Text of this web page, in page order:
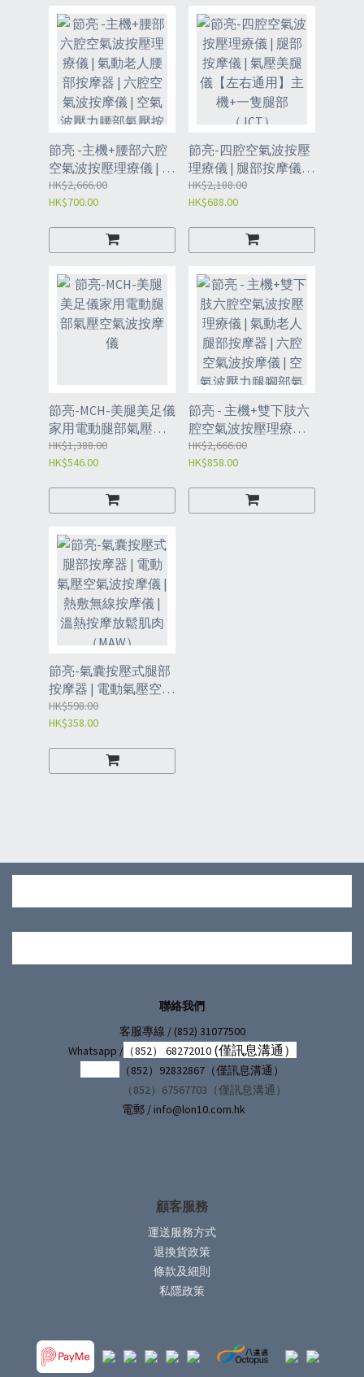
節亮 -主機+腰部六腔
空氣波按壓理療儀 | 氣
動老人腰部按摩器 | 六
腔空氣波按摩儀 | 空氣
儀（JCP）
HK$2,666.00
HK$700.00
節亮-四腔空氣波按壓
理療儀 | 腿部按摩儀 |
氣壓美腿儀【左右通
用】主機+一隻腿部
HK$2,188.00
HK$688.00
節亮-MCH-美腿美足儀
家用電動腿部氣壓空
氣波按摩儀
HK$1,388.00
HK$546.00
節亮 - 主機+雙下肢六
腔空氣波按壓理療儀 |
氣動老人腿部按摩器 |
六腔空氣波按摩儀 | 空
按摩儀（JCN）
HK$2,666.00
HK$858.00
節亮-氣囊按壓式腿部
按摩器 | 電動氣壓空氣
波按摩儀 | 熱敷無線按
摩儀 | 溫熱按摩放鬆肌
HK$598.00
HK$358.00
聯絡我們
客服專線 / (852) 31077500
Whatsapp /（852） 68272010 (僅訊息溝通）
（852）92832867（僅訊息溝通）
（852）67567703（僅訊息溝通）
電郵 / info@lon10.com.hk
顧客服務
運送服務方式
退換貨政策
條款及細則
私隱政策